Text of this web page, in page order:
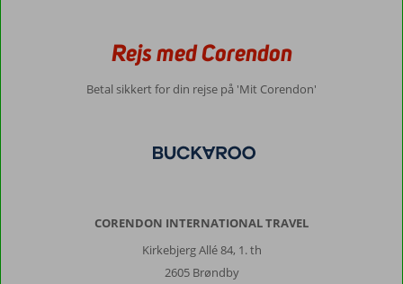
Rejs med Corendon
Betal sikkert for din rejse på 'Mit Corendon'
CORENDON INTERNATIONAL TRAVEL
Kirkebjerg Allé 84, 1. th
2605 Brøndby